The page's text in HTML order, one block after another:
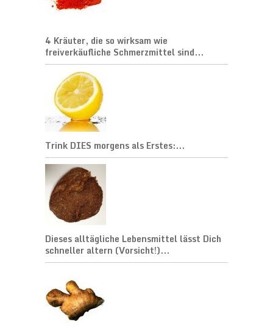
4 Kräuter, die so wirksam wie
freiverkäufliche Schmerzmittel sind...
Trink DIES morgens als Erstes:...
Dieses alltägliche Lebensmittel lässt Dich
schneller altern (Vorsicht!)...